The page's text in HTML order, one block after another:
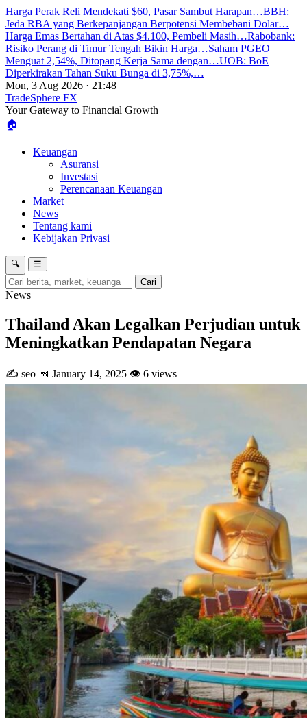
Harga Perak Reli Mendekati $60, Pasar Sambut Harapan…BBH:
Jeda RBA yang Berkepanjangan Berpotensi Membebani Dolar…
Harga Emas Bertahan di Atas $4.100, Pembeli Masih…Rabobank:
Risiko Perang di Timur Tengah Bikin Harga…Saham PGEO
Menguat 2,54%, Ditopang Kerja Sama dengan…UOB: BoE
Diperkirakan Tahan Suku Bunga di 3,75%,…
Mon, 3 Aug 2026 · 21:48
TradeSphere FX
Your Gateway to Financial Growth
🏠
Keuangan
Asuransi
Investasi
Perencanaan Keuangan
Market
News
Tentang kami
Kebijakan Privasi
🔍
☰
Cari
News
Thailand Akan Legalkan Perjudian untuk
Meningkatkan Pendapatan Negara
✍️ seo 📅 January 14, 2025 👁 6 views